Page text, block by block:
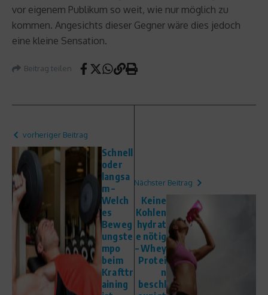
vor eigenem Publikum so weit, wie nur möglich zu
kommen. Angesichts dieser Gegner wäre dies jedoch
eine kleine Sensation.
Beitrag teilen
vorheriger Beitrag
Schnell
oder
langsa
m –
Welch
es
Beweg
ungste
mpo
beim
Krafttr
aining
Nächster Beitrag
Keine
Kohlen
hydrat
e nötig
– Whey
Protei
n
beschl